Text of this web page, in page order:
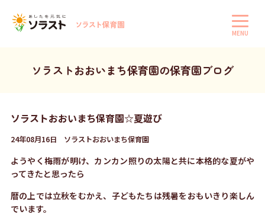
MENU
ソラストおおいまち保育園の保育園ブログ
ソラストおおいまち保育園☆夏遊び
24年08月16日 ソラストおおいまち保育園
ようやく梅雨が明け、カンカン照りの太陽と共に本格的な夏がや
ってきたと思ったら
暦の上では立秋をむかえ、 子どもたちは残暑をおもいきり楽しん
でいます。